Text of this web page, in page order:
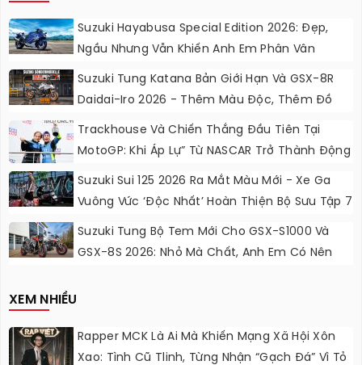
Suzuki Hayabusa Special Edition 2026: Đẹp,
Ngầu Nhưng Vẫn Khiến Anh Em Phân Vân
Suzuki Tung Katana Bản Giới Hạn Và GSX-8R
Daidai-Iro 2026 - Thêm Màu Độc, Thêm Đồ
Chơi, Thêm Cá Tính
Trackhouse Và Chiến Thắng Đầu Tiên Tại
MotoGP: Khi Áp Lự” Từ NASCAR Trở Thành Động
Suzuki Sui 125 2026 Ra Mắt Màu Mới - Xe Ga
Vuông Vức ‘độc Nhất’ Hoàn Thiện Bộ Sưu Tập 7
Suzuki Tung Bộ Tem Mới Cho GSX-S1000 Và
GSX-8S 2026: Nhỏ Mà Chất, Anh Em Có Nên
XEM NHIỀU
Rapper MCK Là Ai Mà Khiến Mạng Xã Hội Xôn
Xao: Tình Cũ Tlinh, Từng Nhận “gạch Đá” Vì Tỏ